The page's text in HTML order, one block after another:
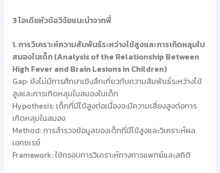
3 ไอเดียหัวข้อวิจัยแนะนำจากพี่
1. การวิเคราะห์ความสัมพันธ์ระหว่างไข้สูงและการเกิดหลุมใน
สมองในเด็ก (Analysis of the Relationship Between
High Fever and Brain Lesions in Children)
Gap: ยังไม่มีการศึกษาเชิงลึกเกี่ยวกับความสัมพันธ์ระหว่างไข้
สูงและการเกิดหลุมในสมองในเด็ก
Hypothesis: เด็กที่มีไข้สูงต่อเนื่องจะมีความเสี่ยงสูงต่อการ
เกิดหลุมในสมอง
Method: การสำรวจข้อมูลของเด็กที่มีไข้สูงและวิเคราะห์ผล
เอกซเรย์
Framework: ใช้กรอบการวิเคราะห์ทางการแพทย์และสถิติ